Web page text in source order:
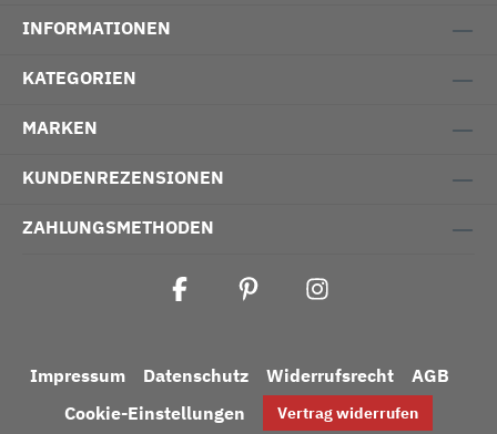
INFORMATIONEN
KATEGORIEN
MARKEN
KUNDENREZENSIONEN
ZAHLUNGSMETHODEN
Impressum Datenschutz Widerrufsrecht
AGB
Cookie-Einstellungen
Vertrag widerrufen